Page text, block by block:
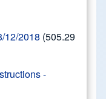
12/2018 (505.29
-